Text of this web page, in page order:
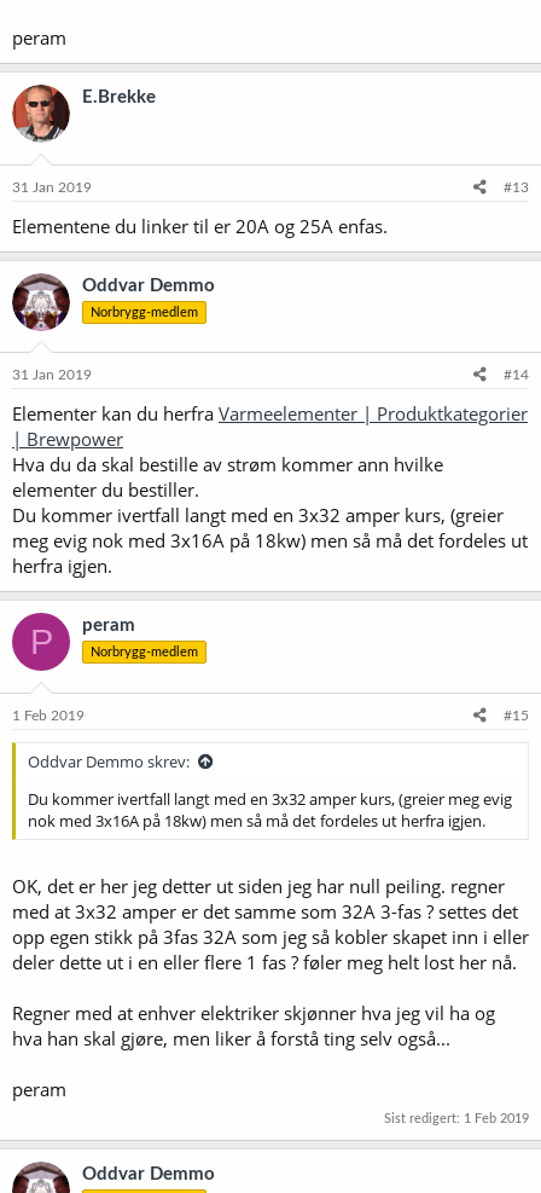
peram
E.Brekke
31 Jan 2019 #13
Elementene du linker til er 20A og 25A enfas.
Oddvar Demmo
Norbrygg-medlem
31 Jan 2019 #14
Elementer kan du herfra Varmeelementer | Produktkategorier
| Brewpower
Hva du da skal bestille av strøm kommer ann hvilke
elementer du bestiller.
Du kommer ivertfall langt med en 3x32 amper kurs, (greier
meg evig nok med 3x16A på 18kw) men så må det fordeles ut
herfra igjen.
P peram
Norbrygg-medlem
1 Feb 2019 #15
Oddvar Demmo skrev:
Du kommer ivertfall langt med en 3x32 amper kurs, (greier meg evig
nok med 3x16A på 18kw) men så må det fordeles ut herfra igjen.
OK, det er her jeg detter ut siden jeg har null peiling. regner
med at 3x32 amper er det samme som 32A 3-fas ? settes det
opp egen stikk på 3fas 32A som jeg så kobler skapet inn i eller
deler dette ut i en eller flere 1 fas ? føler meg helt lost her nå.
Regner med at enhver elektriker skjønner hva jeg vil ha og
hva han skal gjøre, men liker å forstå ting selv også...
peram
Sist redigert: 1 Feb 2019
Oddvar Demmo